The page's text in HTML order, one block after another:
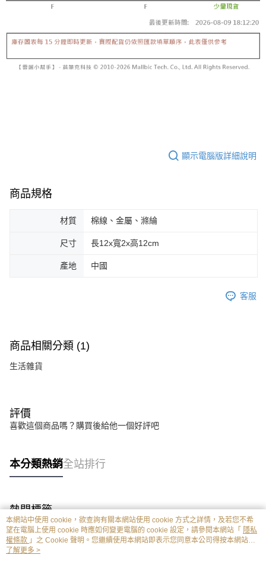
顯示電腦版詳細說明
商品規格
材質 棉線、金屬、滌綸
尺寸 長12x寬2x高12cm
產地 中國
客服
商品相關分類 (1)
生活雜貨
評價
喜歡這個商品嗎？購買後給他一個好評吧
本分類熱銷全站排行
熱門標籤
本網站中使用 cookie，欲查詢有關本網站使用 cookie 方式之詳情，及若您不希
望在電腦上使用 cookie 時應如何變更電腦的 cookie 設定，請參閱本網站「 隱私
權條款 」之 Cookie 聲明。您繼續使用本網站即表示您同意本公司得按本網站使
用條款之 Cookie 聲明使用 cookie。
了解更多 >